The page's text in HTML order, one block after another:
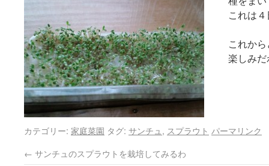
これは４
これから
楽しみだ
カテゴリー: 家庭菜園 タグ: サンチュ , スプラウト パーマリンク
← サンチュのスプラウトを栽培してみるわ